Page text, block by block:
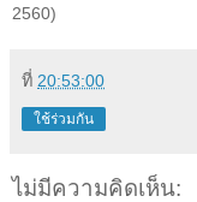
2560)
ที่ 20:53:00
ใช้ร่วมกัน
ไม่มีความคิดเห็น: